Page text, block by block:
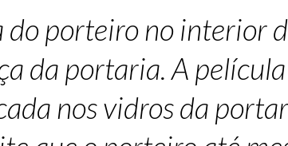
porteiro no interior
da portaria. A
nos vidros da